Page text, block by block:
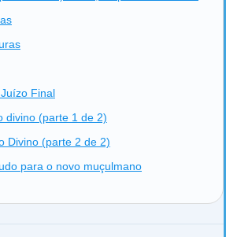
Final
divino (parte 1 de 2)
Divino (parte 2 de 2)
para o novo muçulmano